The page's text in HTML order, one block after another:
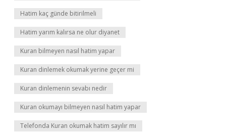
Hatim kaç günde bitirilmeli
Hatim yarım kalırsa ne olur diyanet
Kuran bilmeyen nasıl hatim yapar
Kuran dinlemek okumak yerine geçer mi
Kuran dinlemenin sevabı nedir
Kuran okumayı bilmeyen nasıl hatim yapar
Telefonda Kuran okumak hatim sayılır mı